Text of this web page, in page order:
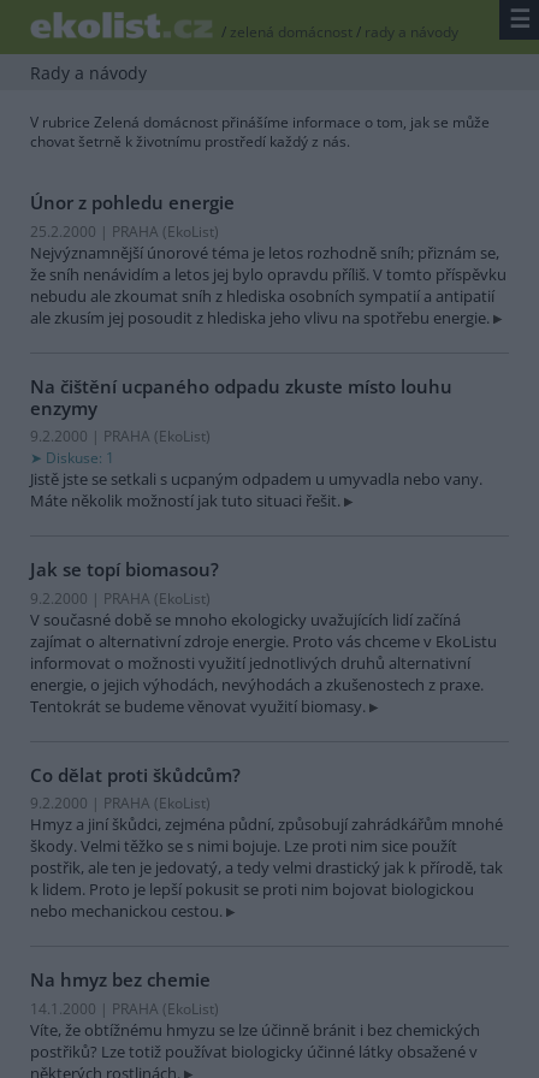
/ zelená domácnost/ rady a návody ☰
Rady a návody
V rubrice Zelená domácnost přinášíme informace o tom, jak se může
chovat šetrně k životnímu prostředí každý z nás.
Únor z pohledu energie
25.2.2000 | PRAHA (EkoList)
Nejvýznamnější únorové téma je letos rozhodně sníh; přiznám se,
že sníh nenávidím a letos jej bylo opravdu příliš. V tomto příspěvku
nebudu ale zkoumat sníh z hlediska osobních sympatií a antipatií
ale zkusím jej posoudit z hlediska jeho vlivu na spotřebu energie.
Na čištění ucpaného odpadu zkuste místo louhu
enzymy
9.2.2000 | PRAHA (EkoList)
Diskuse: 1
Jistě jste se setkali s ucpaným odpadem u umyvadla nebo vany.
Máte několik možností jak tuto situaci řešit.
Jak se topí biomasou?
9.2.2000 | PRAHA (EkoList)
V současné době se mnoho ekologicky uvažujících lidí začíná
zajímat o alternativní zdroje energie. Proto vás chceme v EkoListu
informovat o možnosti využití jednotlivých druhů alternativní
energie, o jejich výhodách, nevýhodách a zkušenostech z praxe.
Tentokrát se budeme věnovat využití biomasy.
Co dělat proti škůdcům?
9.2.2000 | PRAHA (EkoList)
Hmyz a jiní škůdci, zejména půdní, způsobují zahrádkářům mnohé
škody. Velmi těžko se s nimi bojuje. Lze proti nim sice použít
postřik, ale ten je jedovatý, a tedy velmi drastický jak k přírodě, tak
k lidem. Proto je lepší pokusit se proti nim bojovat biologickou
nebo mechanickou cestou.
Na hmyz bez chemie
14.1.2000 | PRAHA (EkoList)
Víte, že obtížnému hmyzu se lze účinně bránit i bez chemických
postřiků? Lze totiž používat biologicky účinné látky obsažené v
některých rostlinách.